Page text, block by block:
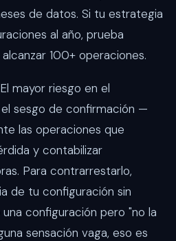
de datos. Si tu estrategia
al año, prueba
100+ operaciones.
El mayor riesgo en el
sesgo de confirmación —
las operaciones que
y contabilizar
Para contrarrestarlo,
de tu configuración sin
configuración pero "no la
sensación vaga, eso es